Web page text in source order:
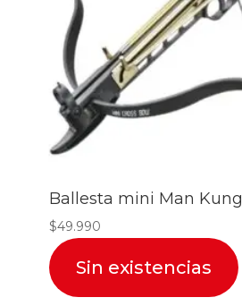
Ballesta mini Man Kung
$49.990
Sin existencias